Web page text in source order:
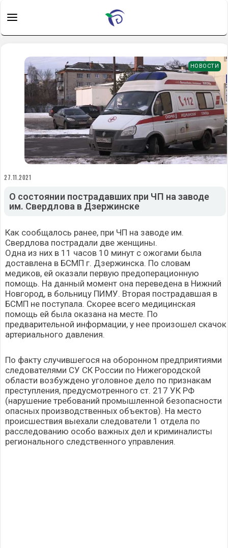
НОВОСТИ
27.11.2021
О состоянии пострадавших при ЧП на заводе
им. Свердлова в Дзержинске
Как сообщалось ранее, при ЧП на заводе им.
Свердлова пострадали две женщины.
Одна из них в 11 часов 10 минут с ожогами была
доставлена в БСМП г. Дзержинска. По словам
медиков, ей оказали первую предоперационную
помощь. На данный момент она переведена в Нижний
Новгород, в больницу ПИМУ. Вторая пострадавшая в
БСМП не поступала. Скорее всего медицинская
помощь ей была оказана на месте. По
предварительной информации, у нее произошел скачок
артериального давления.
По факту случившегося на оборонном предприятиями
следователями СУ СК России по Нижегородской
области возбуждено уголовное дело по признакам
преступления, предусмотренного ст. 217 УК РФ
(нарушение требований промышленной безопасности
опасных производственных объектов). На место
происшествия выехали следователи 1 отдела по
расследованию особо важных дел и криминалисты
регионального следственного управления.